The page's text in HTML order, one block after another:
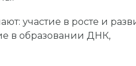
участие в росте и
в образовании ДНК,